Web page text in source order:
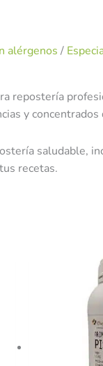
alérgenos /
repostería
y
saludable,
recetas.